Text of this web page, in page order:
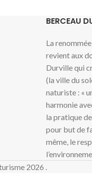
BERCEAU
La
revient aux
Durville qui
(la ville du
naturiste : «
harmonie
la pratique
pour but de
même, le
2026 .